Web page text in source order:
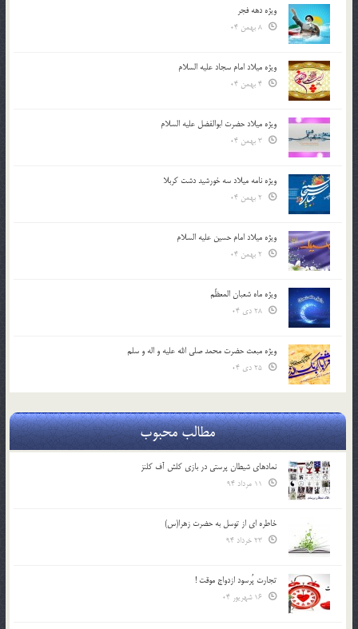
ویژه دهه فجر
ویژه میلاد امام سجاد علیه السلام
ویژه میلاد حضرت ابوالفضل علیه السلام
ویژه نامه میلاد سه خورشید دشت کربلا
ویژه میلاد امام حسین علیه السلام
ویژه ماه شعبان المعظّم
ویژه مبعث حضرت محمد صلی الله علیه و اله و سلم
مطالب محبوب
نمادهای شیطان پرستی در بازی کلش آف کلنز
خاطره ای از توسل به حضرت زهرا(س)
تجارت پُرسود ازدواج موقت !